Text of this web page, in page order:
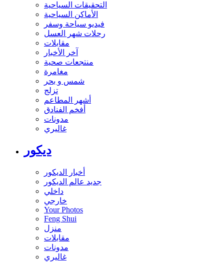
التحقيقات السياحية
الأماكن السياحية
فيديو سياحة وسفر
رحلات شهر العسل
مقابلات
آخر الأخبار
منتجعات صحية
مغامرة
شمس و بحر
تزلج
أشهر المطاعم
أفخم الفنادق
مدونات
غاليري
ديكور
أخبار الديكور
جديد عالم الديكور
داخلي
خارجي
Your Photos
Feng Shui
منزل
مقابلات
مدونات
غاليري